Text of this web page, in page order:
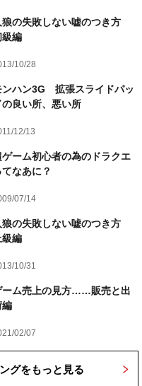
狼の失敗しない嘘のつき方
級編
10/28
ンハン3G 拡張スライドパッ
の良い所、悪い所
12/13
ゲーム初心者の為のドラクエ
てなあに？
07/14
狼の失敗しない嘘のつき方
級編
10/31
ーム売上の見方……販売と出
編
02/07
グをもっと見る